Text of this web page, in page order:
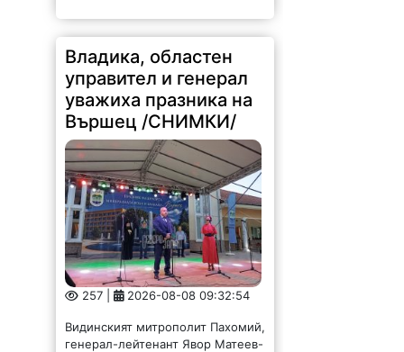
Владика, областен
управител и генерал
уважиха празника на
Вършец /СНИМКИ/
257 | 2026-08-08 09:32:54
Видинският митрополит Пахомий,
генерал-лейтенант Явор Матеев-